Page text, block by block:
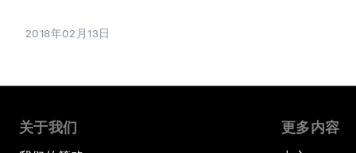
2018年02月13日
关于我们 更多内容